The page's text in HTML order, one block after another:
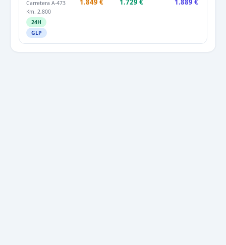
Carretera A-473
Km. 2,800
24H
GLP
1.849 € 1.729 € 1.889 €